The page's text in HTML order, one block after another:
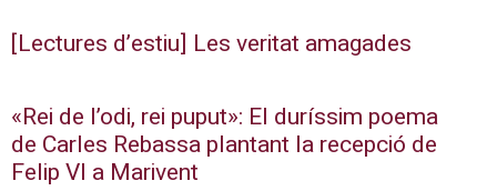
[Lectures d’estiu] Les veritat amagades
«Rei de l’odi, rei puput»: El duríssim poema
de Carles Rebassa plantant la recepció de
Felip VI a Marivent